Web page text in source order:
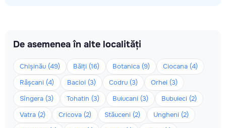
De asemenea în alte localități
Chișinău (49) Bălți (16) Botanica (9)
Ciocana (4)
Râșcani (4)
Bacioi (3) Codru (3)
Orhei (3)
Sîngera (3)
Tohatin (3) Buiucani (3)
Bubuieci (2)
Vatra (2)
Cricova (2) Stăuceni (2)
Ungheni (2)